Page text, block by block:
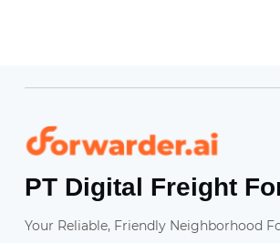
Forwarder
PT Digital Freight
Your Reliable, Friendly Neighborhood